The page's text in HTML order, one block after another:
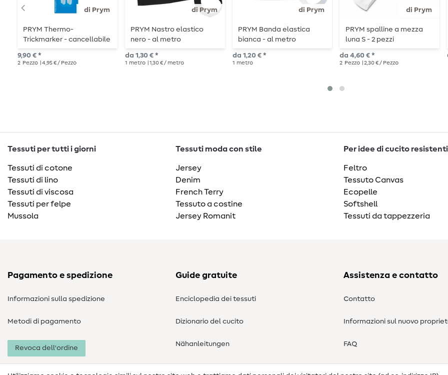
di Prym
PRYM Thermo-
Trickmarker - cancellabile
a caldo - 2 pezzi
9,90 € *
2 Pezzo | 4,95 € / Pezzo
di Prym
PRYM Nastro elastico
nero - al metro
da 1,30 € *
1 metro | 1,30 € / metro
di Prym
PRYM Banda elastica
bianca - al metro
da 1,20 € *
1 metro
di Prym
PRYM spalline a mezza
luna S - 2 pezzi
da 4,60 € *
2 Pezzo | 2,30 € / Pezzo
Tessuti per tutti i giorni
Tessuti di cotone
Tessuti di lino
Tessuti di viscosa
Tessuti per felpe
Mussola
Tessuti moda con stile
Jersey
Denim
French Terry
Tessuto a costine
Jersey Romanit
Per idee di cucito resistenti
Feltro
Tessuto Canvas
Ecopelle
Softshell
Tessuti da tappezzeria
Pagamento e spedizione
Informazioni sulla spedizione
Metodi di pagamento
Revoca dell'ordine
Guide gratuite
Enciclopedia dei tessuti
Dizionario del cucito
Nähanleitungen
Assistenza e contatto
Contatto
Informazioni sul nuovo
FAQ